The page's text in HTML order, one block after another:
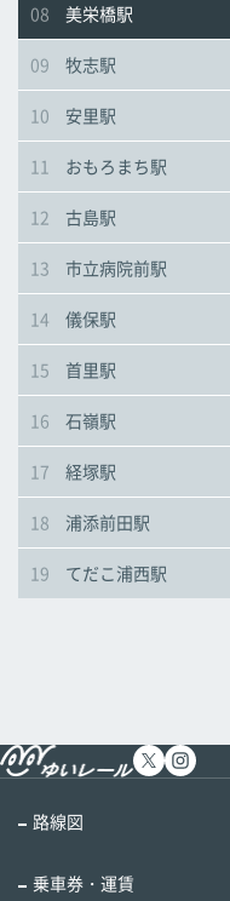
08 美栄橋駅
09 牧志駅
10 安里駅
11 おもろまち駅
12 古島駅
13 市立病院前駅
14 儀保駅
15 首里駅
16 石嶺駅
17 経塚駅
18 浦添前田駅
19 てだこ浦西駅
路線図
乗車券・運賃